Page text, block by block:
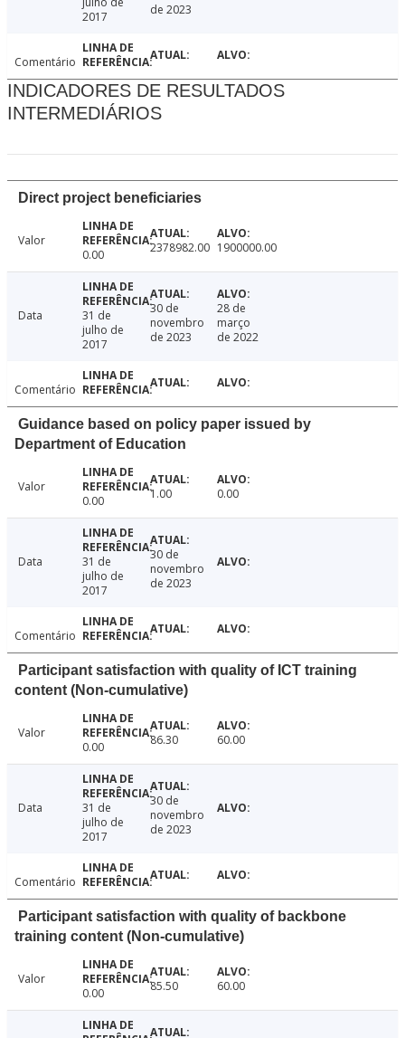
2017
de 2023
Comentário
INDICADORES DE RESULTADOS
INTERMEDIÁRIOS
Direct project beneficiaries
Valor
0.00
2378982.00 1900000.00
Data
31 de
julho de
2017
30 de
novembro
de 2023
28 de
março
de 2022
Comentário
Guidance based on policy paper issued by
Department of Education
Valor
0.00
1.00 0.00
Data
31 de
julho de
2017
30 de
novembro
de 2023
Comentário
Participant satisfaction with quality of ICT training
content (Non-cumulative)
Valor
0.00
86.30 60.00
Data
31 de
julho de
2017
30 de
novembro
de 2023
Comentário
Participant satisfaction with quality of backbone
training content (Non-cumulative)
Valor
0.00
85.50 60.00